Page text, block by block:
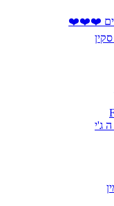
❤️❤️❤️